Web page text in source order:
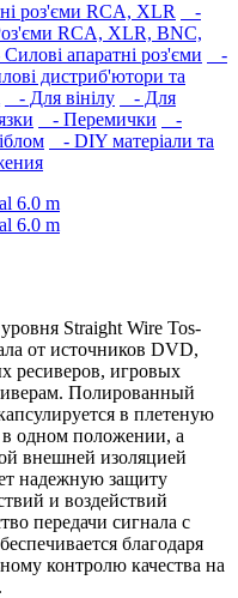
роз'єми RCA, XLR
-
RCA, XLR, BNC,
апаратні роз'єми
-
дистриб'ютори та
- Для вінілу
- Для
- Перемички
-
- DIY матеріали та
Straight Wire Tos-
от источников DVD,
ресиверов, игровых
Полированный
в плетеную
одном положении, а
внешней изоляцией
надежную защиту
и воздействий
передачи сигнала с
благодаря
контролю качества на